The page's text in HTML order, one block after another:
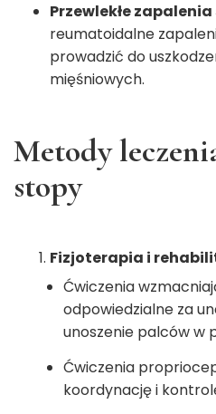
Przewlekłe
reumatoidalne
prowadzić do
mięśniowych.
Metody
stopy
Fizjoterapia i
Ćwiczenia
odpowiedzialne za
unoszenie palców w
Ćwiczenia
koordynację i